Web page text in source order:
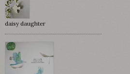
daisy daughter